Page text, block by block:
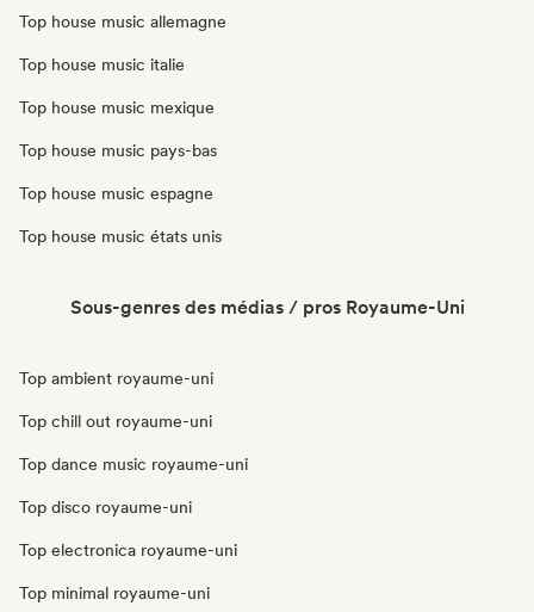
Top house music allemagne
Top house music italie
Top house music mexique
Top house music pays-bas
Top house music espagne
Top house music états unis
Sous-genres des médias / pros Royaume-Uni
Top ambient royaume-uni
Top chill out royaume-uni
Top dance music royaume-uni
Top disco royaume-uni
Top electronica royaume-uni
Top minimal royaume-uni